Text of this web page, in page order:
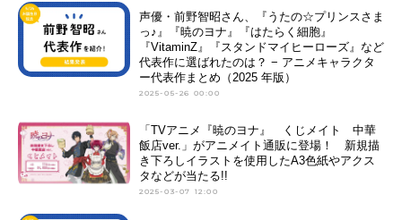
声優・前野智昭さん、『うたの☆プリンスさま
っ♪』『暁のヨナ』『はたらく細胞』
『VitaminZ』『スタンドマイヒーローズ』など
代表作に選ばれたのは？ − アニメキャラクタ
ー代表作まとめ（2025 年版）
2025-05-26 00:00
「TVアニメ『暁のヨナ』 くじメイト 中華
飯店ver.」がアニメイト通販に登場！ 新規描
き下ろしイラストを使用したA3色紙やアクス
タなどが当たる!!
2025-03-07 12:00